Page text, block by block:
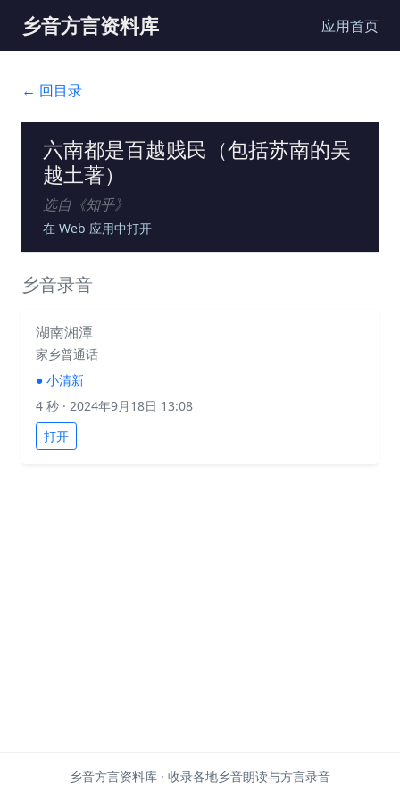
乡音方言资料库 应用首页
← 回目录
六南都是百越贱民（包括苏南的吴
越土著）
选自《知乎》
在 Web 应用中打开
乡音录音
湖南湘潭
家乡普通话
● 小清新
4 秒 · 2024年9月18日 13:08
打开
乡音方言资料库 · 收录各地乡音朗读与方言录音